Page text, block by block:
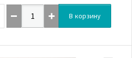
В корзину